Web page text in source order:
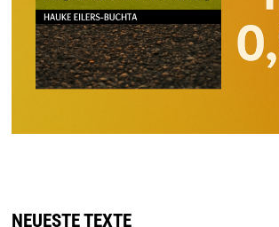
NEUESTE TEXTE